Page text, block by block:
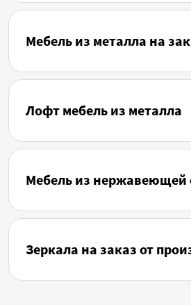
Мебель из металла на
Лофт мебель из металла
Мебель из нержавеющей
Зеркала на заказ от